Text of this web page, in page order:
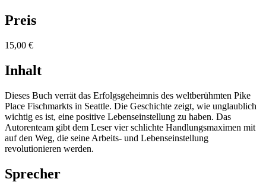
Preis
15,00 €
Inhalt
Dieses Buch verrät das Erfolgsgeheimnis des weltberühmten Pike
Place Fischmarkts in Seattle. Die Geschichte zeigt, wie unglaublich
wichtig es ist, eine positive Lebenseinstellung zu haben. Das
Autorenteam gibt dem Leser vier schlichte Handlungsmaximen mit
auf den Weg, die seine Arbeits- und Lebenseinstellung
revolutionieren werden.
Sprecher